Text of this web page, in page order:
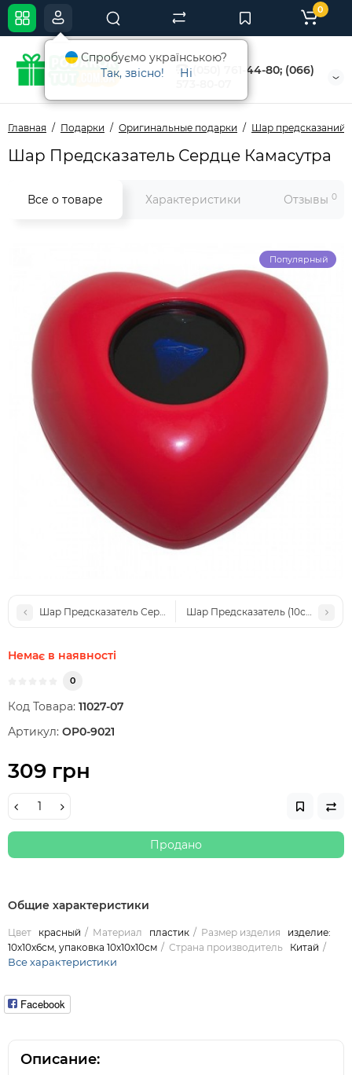
(050) 761-44-80; (066)
0
Главная Подарки Оригинальные подарки Шар предсказаний
Шар Предсказатель Сердце Камасутра
Все о товаре Характеристики Отзывы 0
Популярный
Шар Предсказатель Сердце (рус. язык)Шар Предсказатель (10см)
Немає в наявності
0
Код Товара: 11027-07
Артикул: OP0-9021
309 грн
Продано
Общие характеристики
Цвет красный Материал пластик Размер изделия
изделие:
10х10х6см, упаковка 10х10х10см
Страна производитель Китай
Все характеристики
Facebook
Описание:
Спробуємо українською?
Так, звісно!
Ні